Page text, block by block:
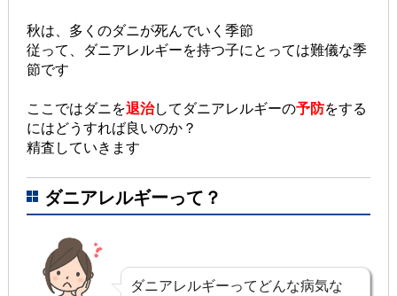
秋は、多くのダニが死んでいく季節
従って、ダニアレルギーを持つ子にとっては難儀な季
節です
ここではダニを退治してダニアレルギーの予防をする
にはどうすれば良いのか？
精査していきます
ダニアレルギーって？
ダニアレルギーってどんな病気な